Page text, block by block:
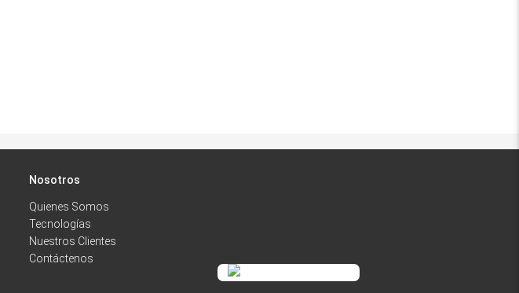
Nosotros
Quienes Somos
Tecnologías
Nuestros Clientes
Contáctenos